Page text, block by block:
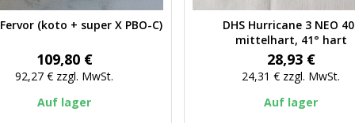
Vorschau
(koto + super X PBO-C)
Preis
109,80 €
92,27 € zzgl. MwSt.
Auf lager
Vorschau
DHS Hurricane 3 NEO
mittelhart, 41° hart
Preis
28,93 €
24,31 € zzgl. MwSt.
Auf lager